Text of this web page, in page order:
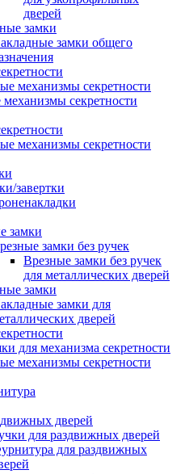
дверей
замки
замки общего
механизмы секретности
секретности
механизмы секретности
завертки
замки
замки без ручек
Врезные замки без ручек
для металлических дверей
замки
замки для
дверей
для механизма секретности
механизмы секретности
дверей
для раздвижных дверей
для раздвижных